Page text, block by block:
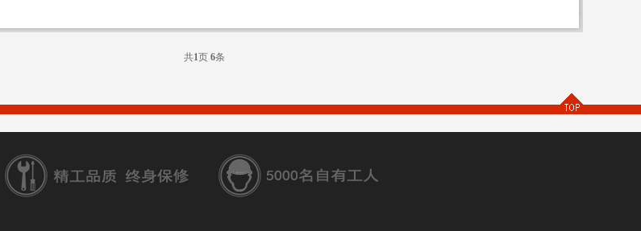
共1页 6条